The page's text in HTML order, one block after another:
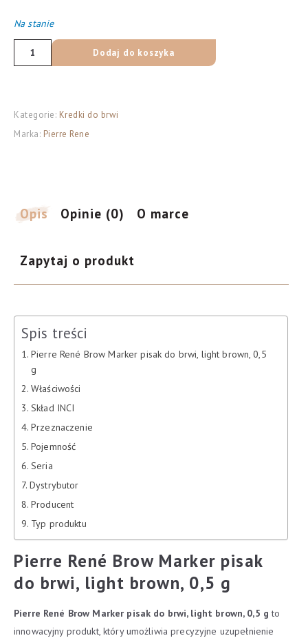
Na stanie
ilość
Pierre
Marker
pisak
brown,
0,5
Dodaj do koszyka
Kategorie: Kredki do brwi
Marka: Pierre Rene
Opis Opinie (0) O marce
Zapytaj o produkt
Spis treści
Pierre René Brow Marker pisak do brwi, light brown, 0,5
g
Właściwości
Skład INCI
Przeznaczenie
Pojemność
Seria
Dystrybutor
Producent
Typ produktu
Pierre René Brow Marker pisak
do brwi, light brown, 0,5 g
Pierre René Brow Marker pisak do brwi, light brown, 0,5 g to
innowacyjny produkt, który umożliwia precyzyjne uzupełnienie